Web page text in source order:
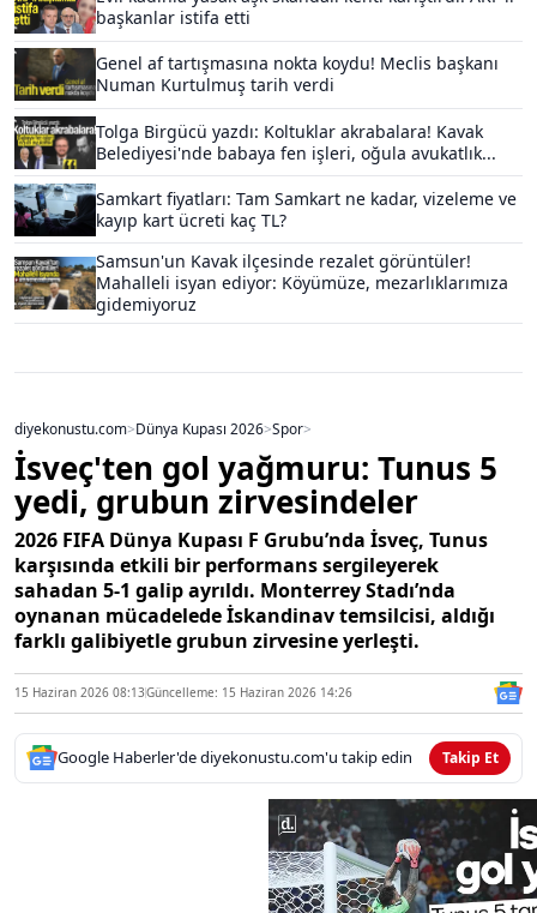
başkanlar istifa etti
Genel af tartışmasına nokta koydu! Meclis başkanı
Numan Kurtulmuş tarih verdi
Tolga Birgücü yazdı: Koltuklar akrabalara! Kavak
Belediyesi'nde babaya fen işleri, oğula avukatlık...
Samkart fiyatları: Tam Samkart ne kadar, vizeleme ve
kayıp kart ücreti kaç TL?
Samsun'un Kavak ilçesinde rezalet görüntüler!
Mahalleli isyan ediyor: Köyümüze, mezarlıklarımıza
gidemiyoruz
diyekonustu.com>Dünya Kupası 2026>Spor>
İsveç'ten gol yağmuru: Tunus 5
yedi, grubun zirvesindeler
2026 FIFA Dünya Kupası F Grubu’nda İsveç, Tunus
karşısında etkili bir performans sergileyerek
sahadan 5-1 galip ayrıldı. Monterrey Stadı’nda
oynanan mücadelede İskandinav temsilcisi, aldığı
farklı galibiyetle grubun zirvesine yerleşti.
15 Haziran 2026 08:13Güncelleme: 15 Haziran 2026 14:26
Google Haberler'de diyekonustu.com'u takip edin Takip Et